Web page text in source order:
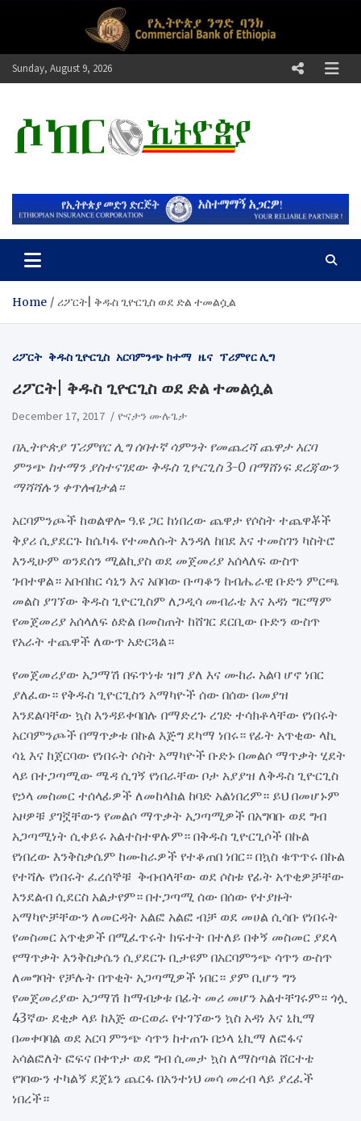
Sunday, August 9, 2026
ሶከር ኢትዮጵያ
Home ሪፖርት| ቅ​ዱስ ጊዮርጊስ ወደ ድል ተመልሷል
ሪፖርት ቅዱስ ጊዮርጊስ አርባምንጭ ከተማ ዜና ፕሪምየር ሊግ
ሪፖርት| ቅ​ዱስ ጊዮርጊስ ወደ ድል ተመልሷል
December 17, 2017 ዮናታን ሙሉጌታ
በኢትዮጵያ ፕሪምየር ሊግ ሰባተኛ ሳምንት የመጨረሻ ጨዋታ አርባ
ምንጭ ከተማን ያስተናገደው ቅዱስ ጊዮርጊስ 3-0 በማሸነፍ ደረጃውን
ማሻሻሉን ቀጥሎበታል።
አርባምንጮች ከወልዋሎ ዓ.ዩ ጋር ከነበረው ጨዋታ የሶስት ተጨዋቾች
ቅያሪ ሲያደርጉ ከሴካፋ የተመለሱት እንዳለ ከበደ እና ተመስገን ካስትሮ
እንዲሁም ወንደሰን ሚልኪያስ ወደ መጀመሪያ አሰላለፍ ውስጥ
ገብተዋል። አቡበከር ሳኒን እና አበባው ቡጣቆን ከብሔራዊ ቡድን ምርጫ
መልስ ያገኘው ቅዱስ ጊዮርጊስም ለጋዲሳ መብራቴ እና አዳነ ግርማም
የመጀመሪያ አሰላለፍ ዕድል በመስጠት ከሸገር ደርቢው ቡድን ውስጥ
የአራት ተጨዋች ለውጥ አድርጓል።
የመጀመሪያው አጋማሽ በፍጥነቱ ዝግ ያለ እና ሙከራ አልባ ሆኖ ነበር
ያለፈው። የቅዱስ ጊዮርጊስን አማካዮች ሰው በሰው በመያዝ
እንደልባቸው ኳስ እንዳይቀባበሉ በማድረጉ ረገድ ተሳክቶላቸው የነበሩት
አርባምንጮች በማጥቃቱ በኩል እጅግ ደካማ ነበሩ። የፊት አጥቂው ላኪ
ሳኒ እና ከጀርባው የነበሩት ሶስት አማካዮች ቡድኑ በመልሶ ማጥቃት ሂደት
ላይ በተጋጣሚው ሜዳ ሲገኝ የነበራቸው ቦታ አያያዝ ለቅዱስ ጊዮርጊስ
የኃላ መስመር ተሰላፊዎች ለመከላከል ከባድ አልነበረም። ይህ በመሆኑም
አዞዎቹ ያገኟቸውን የመልሶ ማጥቃት አጋጣሚዎች በአግባቡ ወደ ግብ
አጋጣሚነት ሲቀይሩ አልተስተዋሉም። በቅዱስ ጊዮርጊሶች በኩል
የነበረው እንቅስቃሴም ከሙከራዎች የተቆጠበ ነበር። በኳስ ቁጥጥሩ በኩል
የተሻሉ የነበሩት ፈረሰኞቹ ቅብብላቸው ወደ ሶስቱ የፊት አጥቂዎቻቸው
እንደልብ ሲደርስ አልታየም። በተጋጣሚ ሰው በሰው የተያዙት
አማካዮቻቸውን ለመርዳት አልፎ አልፎ ብቻ ወደ መሀል ሲሳቡ የነበሩት
የመስመር አጥቂዎች በሚፈጥሩት ክፍተት በተለይ በቀኝ መስመር ያደላ
የማጥቃት እንቅስቃሴን ሲያደርጉ ቢታዩም በአርባምንጭ ሳጥን ውስጥ
ለመግባት የቻሉት በጥቂት አጋጣሚዎች ነበር። ያም ቢሆን ግን
የመጀመሪያው አጋማሽ ከማብቃቱ በፊት መሪ መሆን አልተቸገሩም። ጎሏ
43ኛው ደቂቃ ላይ ከእጅ ውርወራ የተገኘውን ኳስ አዳነ እና ኒኪማ
በመቀባባል ወደ አርባ ምንጭ ሳጥን ከተጠጉ በኃላ ኒኪማ ለፎፋና
አሳልፎለት ፎፍና በቀጥታ ወደ ግብ ሲመታ ኳስ ለማስጣል ሸርተቴ
የገባውን ተካልኝ ደጀኔን ጨርፋ በአንተነህ መሳ መረብ ላይ ያረፈች
ነበረች።